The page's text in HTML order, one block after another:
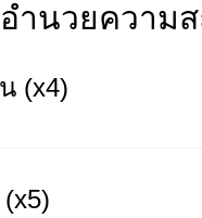
ำนวยความ
(x4)